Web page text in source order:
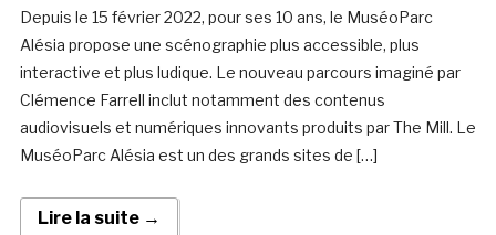
Depuis le 15 février 2022, pour ses 10 ans, le MuséoParc
Alésia propose une scénographie plus accessible, plus
interactive et plus ludique. Le nouveau parcours imaginé par
Clémence Farrell inclut notamment des contenus
audiovisuels et numériques innovants produits par The Mill. Le
MuséoParc Alésia est un des grands sites de […]
Lire la suite →